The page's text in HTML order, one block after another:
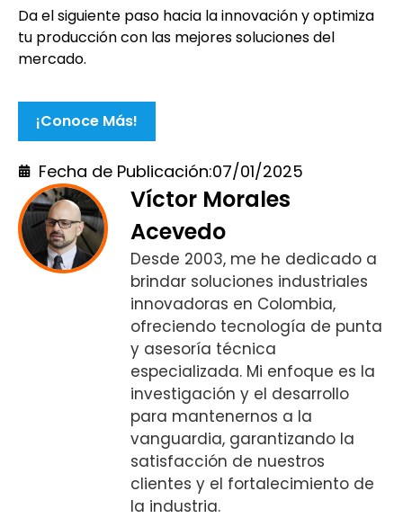
Da el siguiente paso hacia la innovación y optimiza
tu producción con las mejores soluciones del
mercado.
¡Conoce Más!
Fecha de Publicación:07/01/2025
Víctor Morales
Acevedo
Desde 2003, me he dedicado a
brindar soluciones industriales
innovadoras en Colombia,
ofreciendo tecnología de punta
y asesoría técnica
especializada. Mi enfoque es la
investigación y el desarrollo
para mantenernos a la
vanguardia, garantizando la
satisfacción de nuestros
clientes y el fortalecimiento de
la industria.